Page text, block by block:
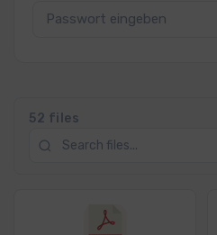
52 files